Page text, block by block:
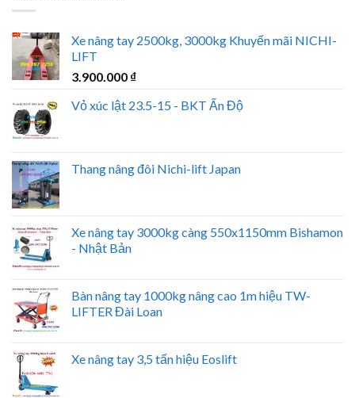
Xe nâng tay 2500kg, 3000kg Khuyến mãi NICHI-
LIFT
3.900.000 ₫
Vỏ xúc lật 23.5-15 - BKT Ấn Độ
Thang nâng đôi Nichi-lift Japan
Xe nâng tay 3000kg càng 550x1150mm Bishamon
- Nhật Bản
Bàn nâng tay 1000kg nâng cao 1m hiệu TW-
LIFTER Đài Loan
Xe nâng tay 3,5 tấn hiệu Eoslift